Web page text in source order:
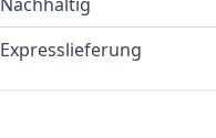
Expresslieferung